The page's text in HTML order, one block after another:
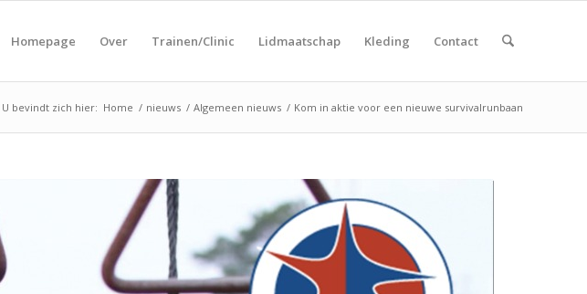
Homepage Over Trainen/Clinic Lidmaatschap Kleding Contact
U bevindt zich hier: Home / nieuws / Algemeen nieuws / Kom in aktie voor een nieuwe survivalrunbaan